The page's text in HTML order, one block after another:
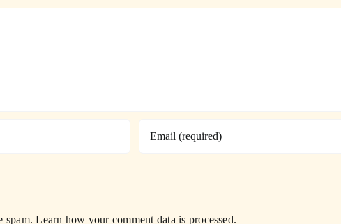
spam.Learn how your comment data is processed.